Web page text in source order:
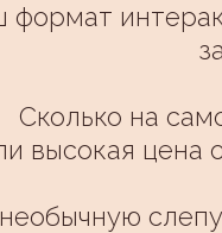
Сколько на
высокая цена